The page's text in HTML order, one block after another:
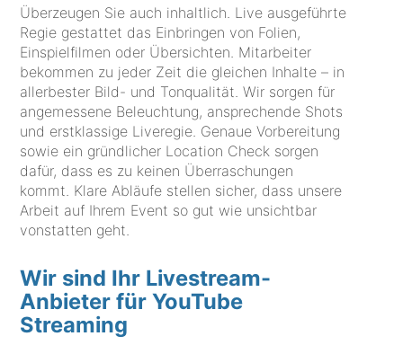
Überzeugen Sie auch inhaltlich. Live ausgeführte
Regie gestattet das Einbringen von Folien,
Einspielfilmen oder Übersichten. Mitarbeiter
bekommen zu jeder Zeit die gleichen Inhalte – in
allerbester Bild- und Tonqualität. Wir sorgen für
angemessene Beleuchtung, ansprechende Shots
und erstklassige Liveregie. Genaue Vorbereitung
sowie ein gründlicher Location Check sorgen
dafür, dass es zu keinen Überraschungen
kommt. Klare Abläufe stellen sicher, dass unsere
Arbeit auf Ihrem Event so gut wie unsichtbar
vonstatten geht.
Wir sind Ihr Livestream-
Anbieter für YouTube
Streaming